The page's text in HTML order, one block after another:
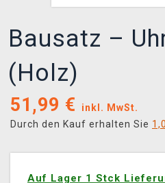
Bausatz –
(Holz)
51,99 €
inkl. MwSt.
Durch den Kauf erhalten Sie
Auf Lager 1 Stck